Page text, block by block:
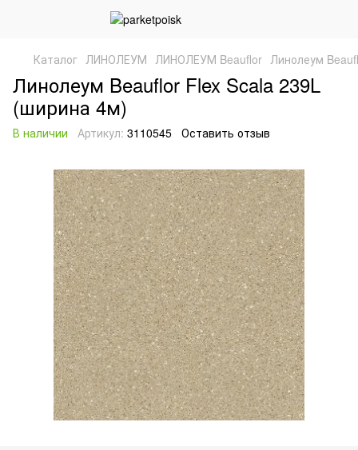
Каталог ЛИНОЛЕУМ ЛИНОЛЕУМ Beauflor Линолеум
Линолеум Beauflor Flex Scala 239L
(ширина 4м)
В наличии Артикул: 3110545 Оставить отзыв